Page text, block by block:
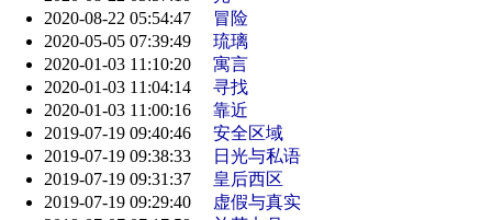
2020-08-22 05:54:47
冒险
2020-05-05 07:39:49
琉璃
2020-01-03 11:10:20
寓言
2020-01-03 11:04:14
寻找
2020-01-03 11:00:16
靠近
2019-07-19 09:40:46
安全区域
2019-07-19 09:38:33
日光与私语
2019-07-19 09:31:37
皇后西区
2019-07-19 09:29:40
虚假与真实